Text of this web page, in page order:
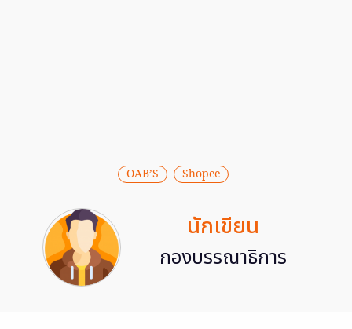
OAB’S Shopee
นักเขียน
กองบรรณาธิการ